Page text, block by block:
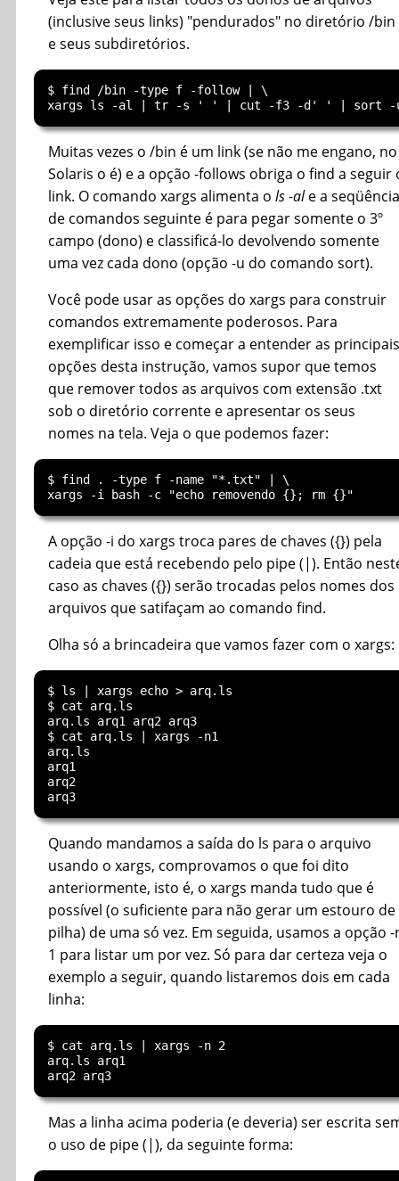
(inclusive seus links) "pendurados" no diretório /bin
e seus subdiretórios.
$ find /bin -type f -follow | \
Muitas vezes o /bin é um link (se não me engano, no
Solaris o é) e a opção -follows obriga o find a seguir
link. O comando xargs alimenta o ls -ale a seqüência
de comandos seguinte é para pegar somente o 3º
campo (dono) e classificá-lo devolvendo somente
uma vez cada dono (opção -u do comando sort).
Você pode usar as opções do xargs para construir
comandos extremamente poderosos. Para
exemplificar isso e começar a entender as principais
opções desta instrução, vamos supor que temos
que remover todos as arquivos com extensão .txt
sob o diretório corrente e apresentar os seus
nomes na tela. Veja o que podemos fazer:
$ find . -type f -name "*.txt" | \
A opção -i do xargs troca pares de chaves ({}) pela
cadeia que está recebendo pelo pipe (|). Então
caso as chaves ({}) serão trocadas pelos nomes dos
arquivos que satifaçam ao comando find.
Olha só a brincadeira que vamos fazer com o xargs:
$ ls | xargs echo > arq.ls
$ cat arq.ls
arq.ls arq1 arq2 arq3
$ cat arq.ls | xargs -n1
arq.ls
arq1
arq2
Quando mandamos a saída do ls para o arquivo
usando o xargs, comprovamos o que foi dito
anteriormente, isto é, o xargs manda tudo que é
possível (o suficiente para não gerar um estouro de
pilha) de uma só vez. Em seguida, usamos a opção -
1 para listar um por vez. Só para dar certeza veja o
exemplo a seguir, quando listaremos dois em cada
linha:
$ cat arq.ls | xargs -n 2
arq.ls arq1
Mas a linha acima poderia (e deveria) ser escrita
o uso de pipe (|), da seguinte forma: